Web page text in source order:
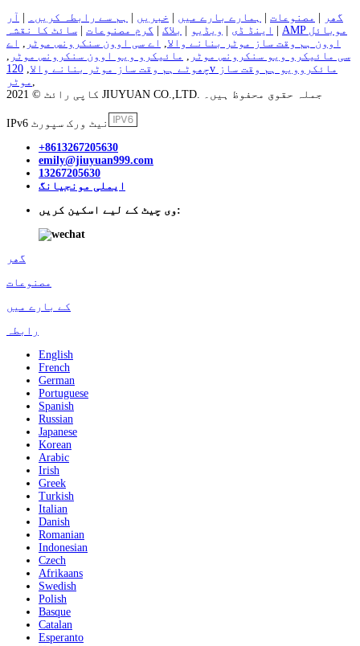
گھر
مصنوعات ہمارے بارے میں خبریں ہم سے رابطہ کریں۔
آر
اینڈ ڈی
ویڈیو بلاگ گرم مصنوعات سائٹ کا نقشہ
AMP موبائل
اوون ہم وقت ساز موٹر بنانے والا, اے سی اوون سنکرونس موٹر , اے
سی مائیکرو ویو سنکرونس موٹر , مائیکرو ویو اوون سنکرونس موٹر ,
چھوٹے ہم وقت ساز موٹر بنانے والا, 120v مائکروویو ہم وقت ساز
موٹر ,
کاپی رائٹ © 2021 JIUYUAN CO.,LTD. جملہ حقوق محفوظ ہیں۔
IPv6 نیٹ ورک سپورٹ
+8613267205630
emily@jiuyuan999.com
13267205630
ایملی مونجیانگ
وی چیٹ کے لیے اسکین کریں:
گھر
مصنوعات
کے بارے میں
رابطہ
English
French
German
Portuguese
Spanish
Russian
Japanese
Korean
Arabic
Irish
Greek
Turkish
Italian
Danish
Romanian
Indonesian
Czech
Afrikaans
Swedish
Polish
Basque
Catalan
Esperanto